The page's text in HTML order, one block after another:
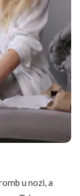
u nozi, a